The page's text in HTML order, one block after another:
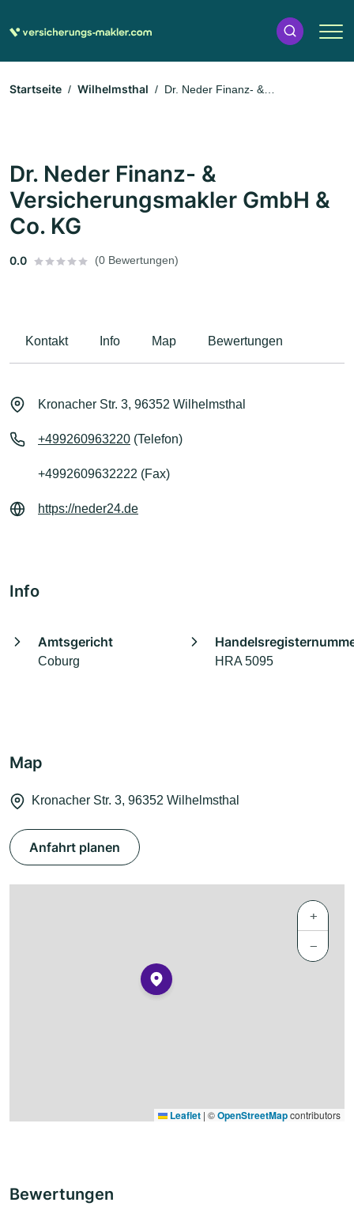
Startseite Wilhelmsthal
Dr. Neder Finanz- &
Dr. Neder Finanz- &
Versicherungsmakler GmbH &
Co. KG
0.0 (0 Bewertungen)
Kontakt Info Map Bewertungen
Kronacher Str. 3, 96352 Wilhelmsthal
+499260963220 (Telefon)
+4992609632222 (Fax)
https://neder24.de
Info
Amtsgericht
Coburg HRA 5095
Map
Kronacher Str. 3, 96352 Wilhelmsthal
Anfahrt planen
+
−
Leaflet | ©OpenStreetMapcontributors
Bewertungen